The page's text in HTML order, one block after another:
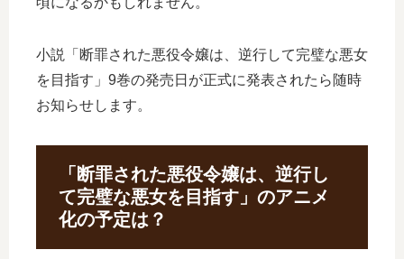
小説「断罪された悪役令嬢は、逆行して完璧な悪女
を目指す」9巻の発売日が正式に発表されたら随時
お知らせします。
「断罪された悪役令嬢は、逆行し
て完璧な悪女を目指す」のアニメ
化の予定は？